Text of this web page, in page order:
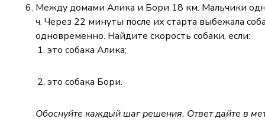
Между домами Алика и Бори 18 км. Мальчики
ч. Через 22 минуты после их старта выбежала
одновременно. Найдите скорость собаки, если:
это собака Алика;
это собака Бори.
Обоснуйте каждый шаг решения. Ответ дайте в